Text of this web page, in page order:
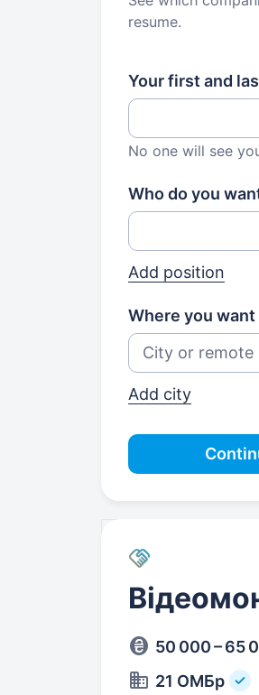
resume.
Your first and
No one will see
Who do you
Add position
Where you
Add city
50 000 – 65
21 ОМБр